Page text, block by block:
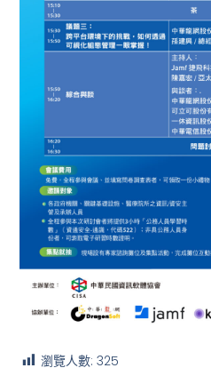
瀏覽人數: 325